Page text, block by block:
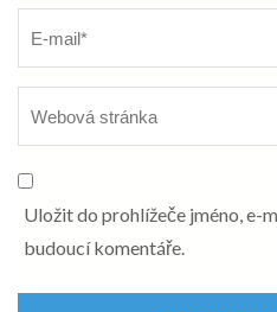
Uložit do prohlížeče jméno, e-
budoucí komentáře.